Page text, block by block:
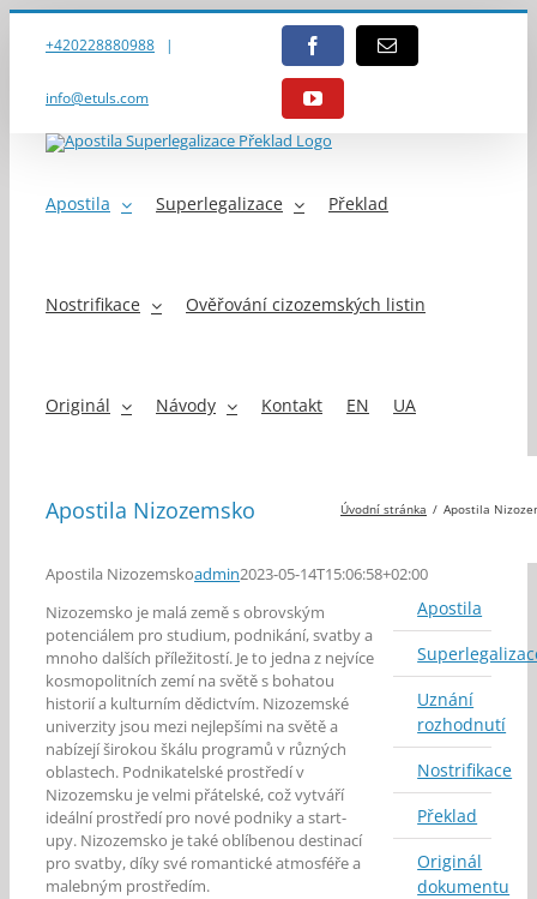
Přeskočit
+420228880988 |
info@etuls.com
FacebookE-
mail
YouTube
Apostila Superlegalizace Překlad
Nostrifikace Ověřování cizozemských listin
Originál Návody Kontakt EN UA
Apostila Nizozemsko Úvodní stránka Apostila
Apostila Nizozemskoadmin2023-05-14T15:06:58+02:00
Nizozemsko je malá země s obrovským
potenciálem pro studium, podnikání, svatby a
mnoho dalších příležitostí. Je to jedna z nejvíce
kosmopolitních zemí na světě s bohatou
historií a kulturním dědictvím. Nizozemské
univerzity jsou mezi nejlepšími na světě a
nabízejí širokou škálu programů v různých
oblastech. Podnikatelské prostředí v
Nizozemsku je velmi přátelské, což vytváří
ideální prostředí pro nové podniky a start-
upy. Nizozemsko je také oblíbenou destinací
pro svatby, díky své romantické atmosféře a
malebným prostředím.
Apostila
Uznání
rozhodnutí
Nostrifikace
Překlad
Originál
dokumentu